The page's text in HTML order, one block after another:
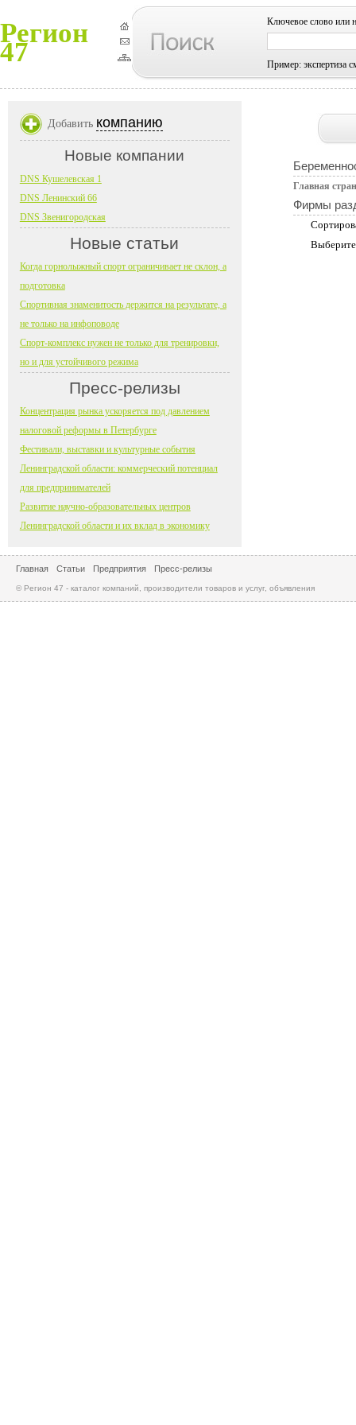
Регион
47
Ключевое слово или
Пример: экспертиза
Главная
Фирмы
Добавить компанию
Новые компании
DNS Кушелевская 1
DNS Ленинский 66
DNS Звенигородская
Новые статьи
Когда горнолыжный спорт ограничивает не склон, а
подготовка
Спортивная знаменитость держится на результате, а
не только на инфоповоде
Спорт-комплекс нужен не только для тренировки,
но и для устойчивого режима
Пресс-релизы
Концентрация рынка ускоряется под давлением
налоговой реформы в Петербурге
Фестивали, выставки и культурные события
Ленинградской области: коммерческий потенциал
для предпринимателей
Развитие научно-образовательных центров
Ленинградской области и их вклад в экономику
Главная Статьи Предприятия Пресс-релизы
© Регион 47 - каталог компаний, производители товаров и услуг, объявления